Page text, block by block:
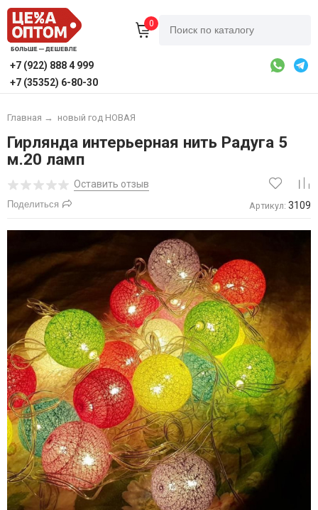
0
+7 (922) 888 4 999
+7 (35352) 6-80-30
Главная → новый год НОВАЯ
Гирлянда интерьерная нить Радуга 5
м.20 ламп
Оставить отзыв
Поделиться Артикул: 3109